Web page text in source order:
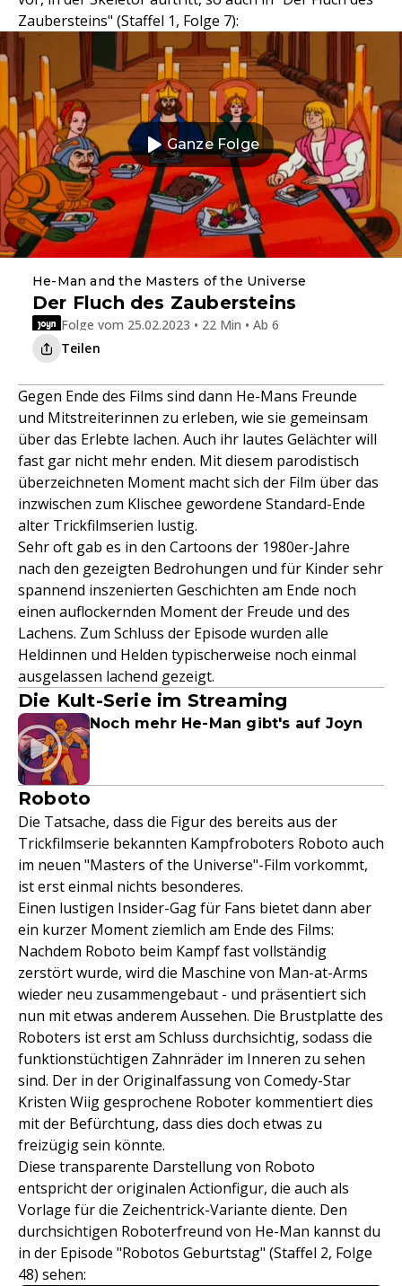
Zaubersteins" (Staffel 1, Folge 7):
Ganze Folge
He-Man and the Masters of the Universe
Der Fluch des Zaubersteins
Folge vom 25.02.2023 • 22 Min • Ab 6
Teilen
Gegen Ende des Films sind dann He-Mans Freunde
und Mitstreiterinnen zu erleben, wie sie gemeinsam
über das Erlebte lachen. Auch ihr lautes Gelächter will
fast gar nicht mehr enden. Mit diesem parodistisch
überzeichneten Moment macht sich der Film über das
inzwischen zum Klischee gewordene Standard-Ende
alter Trickfilmserien lustig.
Sehr oft gab es in den Cartoons der 1980er-Jahre
nach den gezeigten Bedrohungen und für Kinder sehr
spannend inszenierten Geschichten am Ende noch
einen auflockernden Moment der Freude und des
Lachens. Zum Schluss der Episode wurden alle
Heldinnen und Helden typischerweise noch einmal
ausgelassen lachend gezeigt.
Die Kult-Serie im Streaming
Noch mehr He-Man gibt's auf Joyn
Roboto
Die Tatsache, dass die Figur des bereits aus der
Trickfilmserie bekannten Kampfroboters Roboto auch
im neuen "Masters of the Universe"-Film vorkommt,
ist erst einmal nichts besonderes.
Einen lustigen Insider-Gag für Fans bietet dann aber
ein kurzer Moment ziemlich am Ende des Films:
Nachdem Roboto beim Kampf fast vollständig
zerstört wurde, wird die Maschine von Man-at-Arms
wieder neu zusammengebaut - und präsentiert sich
nun mit etwas anderem Aussehen. Die Brustplatte des
Roboters ist erst am Schluss durchsichtig, sodass die
funktionstüchtigen Zahnräder im Inneren zu sehen
sind. Der in der Originalfassung von Comedy-Star
Kristen Wiig gesprochene Roboter kommentiert dies
mit der Befürchtung, dass dies doch etwas zu
freizügig sein könnte.
Diese transparente Darstellung von Roboto
entspricht der originalen Actionfigur, die auch als
Vorlage für die Zeichentrick-Variante diente. Den
durchsichtigen Roboterfreund von He-Man kannst du
in der Episode "Robotos Geburtstag" (Staffel 2, Folge
48) sehen: